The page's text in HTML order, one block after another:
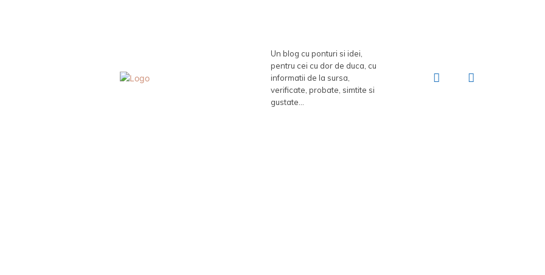
Un blog cu ponturi si idei,
pentru cei cu dor de duca, cu
informatii de la sursa,
verificate, probate, simtite si
gustate...